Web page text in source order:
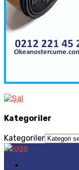
Kategoriler
Kategoriler